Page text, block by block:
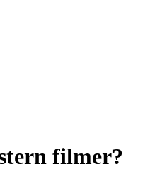
filmer?